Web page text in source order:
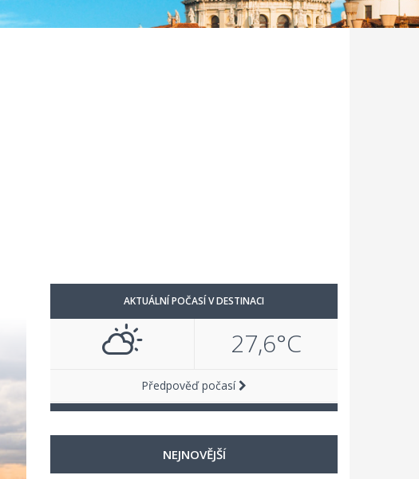
AKTUÁLNÍ POČASÍ V DESTINACI
27,6°C
Předpověď počasí
NEJNOVĚJŠÍ